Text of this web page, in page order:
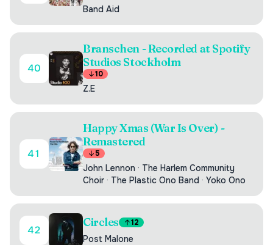
Band Aid
40
Branschen - Recorded at Spotify
Studios Stockholm
10
Z.E
41
Happy Xmas (War Is Over) -
Remastered
5
John Lennon · The Harlem Community
Choir · The Plastic Ono Band · Yoko Ono
42
Circles 12
Post Malone